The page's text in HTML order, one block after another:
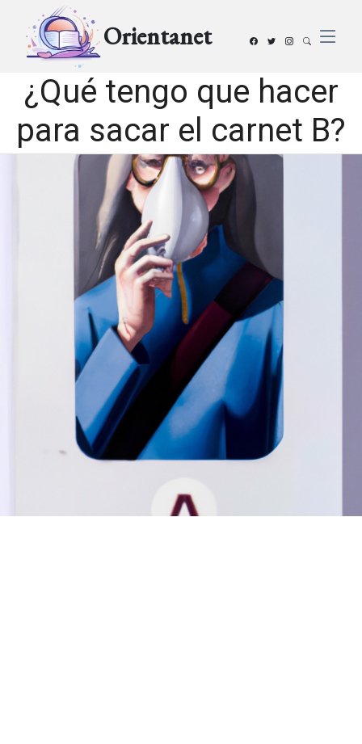
Orientanet
¿Qué tengo que hacer
para sacar el carnet B?